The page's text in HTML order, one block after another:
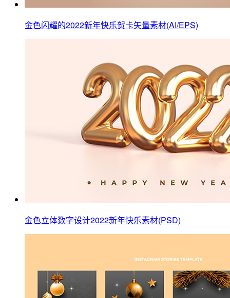
金色闪耀的2022新年快乐贺卡矢量素材(AI/EPS)
金色立体数字设计2022新年快乐素材(PSD)